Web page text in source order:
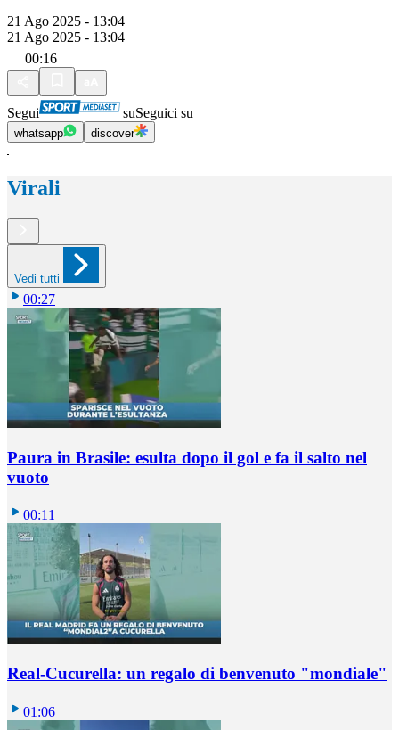
21 Ago 2025 - 13:04
21 Ago 2025 - 13:04
00:16
Segui suSeguici su
whatsapp discover
Virali
Vedi tutti
00:27
Paura in Brasile: esulta dopo il gol e fa il salto nel
vuoto
00:11
Real-Cucurella: un regalo di benvenuto "mondiale"
01:06